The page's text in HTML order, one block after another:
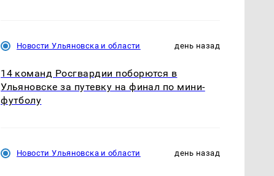
Новости Ульяновска и области день назад
14 команд Росгвардии поборются в
Ульяновске за путевку на финал по мини-
футболу
Новости Ульяновска и области день назад